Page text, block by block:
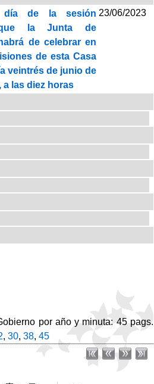
día de la sesión
que la Junta de
de celebrar en
de esta Casa
veintrés de junio de
las diez horas
23/06/2023
por año y minuta: 45 pags.
, 30, 38, 45